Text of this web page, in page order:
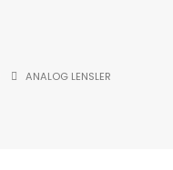
ANALOG LENSLER